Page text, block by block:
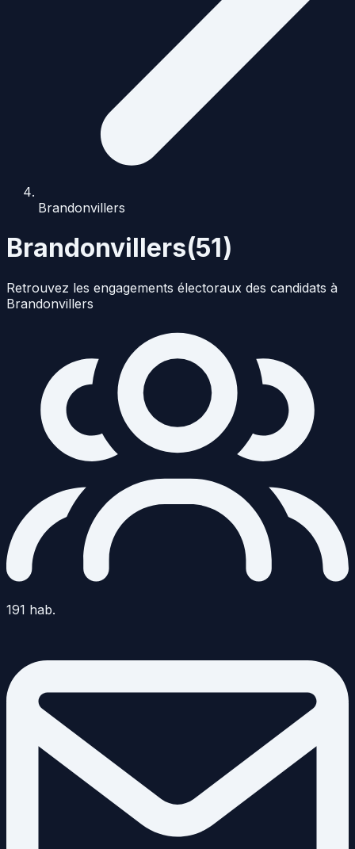
Brandonvillers
Brandonvillers(51)
Retrouvez les engagements électoraux des candidats à
Brandonvillers
191 hab.